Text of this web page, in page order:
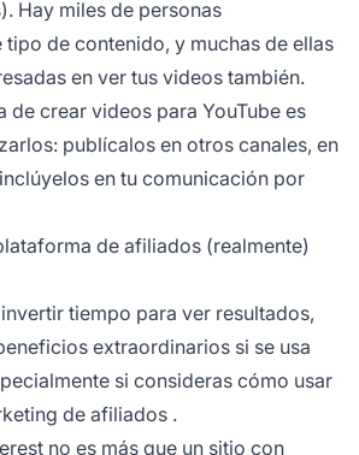
Hay miles de personas
de contenido, y muchas de ellas
en ver tus videos también.
de crear videos para YouTube es
publícalos en otros canales, en
en tu comunicación por
de afiliados (realmente)
tiempo para ver resultados,
extraordinarios si se usa
si consideras cómo usar
de afiliados .
no es más que un sitio con